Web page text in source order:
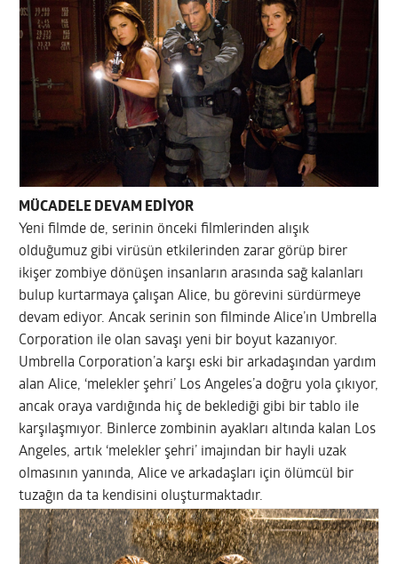
MÜCADELE DEVAM EDİYOR
Yeni filmde de, serinin önceki filmlerinden alışık
olduğumuz gibi virüsün etkilerinden zarar görüp birer
ikişer zombiye dönüşen insanların arasında sağ kalanları
bulup kurtarmaya çalışan Alice, bu görevini sürdürmeye
devam ediyor. Ancak serinin son filminde Alice’ın Umbrella
Corporation ile olan savaşı yeni bir boyut kazanıyor.
Umbrella Corporation’a karşı eski bir arkadaşından yardım
alan Alice, ‘melekler şehri’ Los Angeles’a doğru yola çıkıyor,
ancak oraya vardığında hiç de beklediği gibi bir tablo ile
karşılaşmıyor. Binlerce zombinin ayakları altında kalan Los
Angeles, artık ‘melekler şehri’ imajından bir hayli uzak
olmasının yanında, Alice ve arkadaşları için ölümcül bir
tuzağın da ta kendisini oluşturmaktadır.